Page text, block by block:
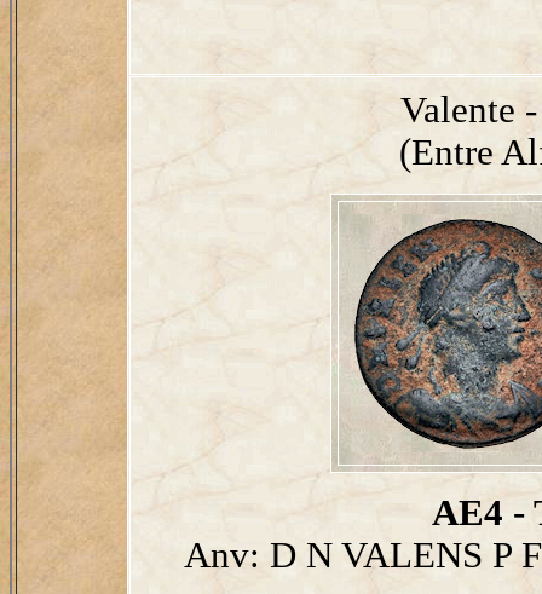
Valente
(Entre
AE4 -
Anv: D N VALENS P